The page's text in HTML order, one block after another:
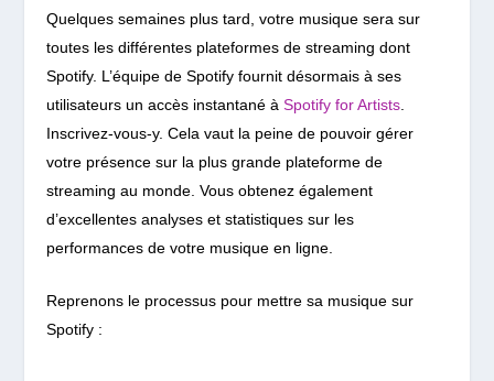
Quelques semaines plus tard, votre musique sera sur
toutes les différentes plateformes de streaming dont
Spotify. L’équipe de Spotify fournit désormais à ses
utilisateurs un accès instantané àSpotify for Artists
Inscrivez-vous-y. Cela vaut la peine de pouvoir gérer
votre présence sur la plus grande plateforme de
streaming au monde. Vous obtenez également
d’excellentes analyses et statistiques sur les
performances de votre musique en ligne.
Reprenons le processus pour mettre sa musique sur
Spotify :